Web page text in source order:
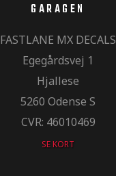
GARAGEN
FASTLANE MX DECALS
Egegårdsvej 1
Hjallese
5260 Odense S
CVR: 46010469
SE KORT